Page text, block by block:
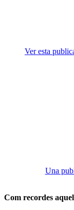
Ver esta
Una
Com recordes